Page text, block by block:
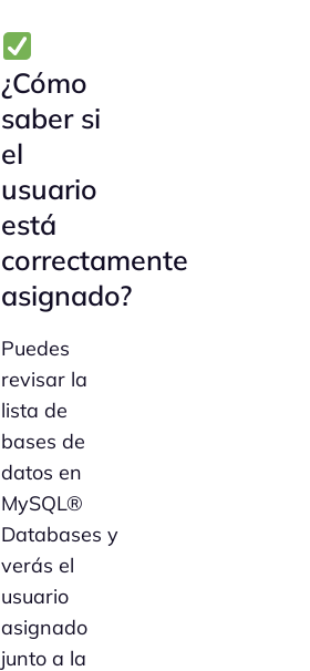
¿Cómo
saber si
el
usuario
está
correctamente
asignado?
Puedes
revisar la
lista de
bases de
datos en
MySQL®
Databases y
verás el
usuario
asignado
junto a la